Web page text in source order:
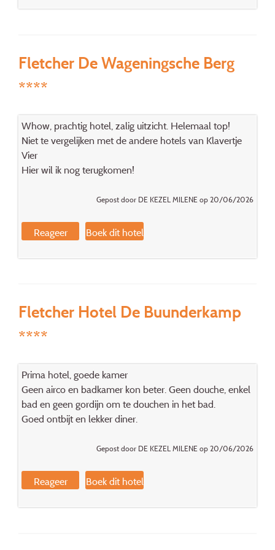
Fletcher De Wageningsche Berg
****
Whow, prachtig hotel, zalig uitzicht. Helemaal top!
Niet te vergelijken met de andere hotels van Klavertje
Vier
Hier wil ik nog terugkomen!
Gepost door DE KEZEL MILENE op 20/06/2026
Reageer Boek dit hotel
Fletcher Hotel De Buunderkamp
****
Prima hotel, goede kamer
Geen airco en badkamer kon beter. Geen douche, enkel
bad en geen gordijn om te douchen in het bad.
Goed ontbijt en lekker diner.
Gepost door DE KEZEL MILENE op 20/06/2026
Reageer Boek dit hotel